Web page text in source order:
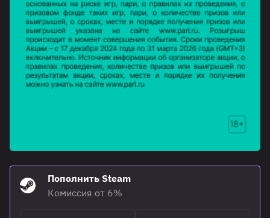
Пополнить Steam
Комиссия от 6%